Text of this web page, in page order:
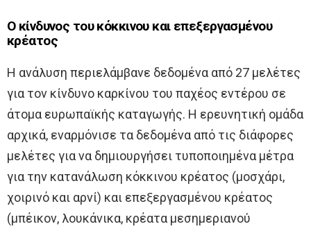
Ο κίνδυνος του κόκκινου και επεξεργασμένου
κρέατος
Η ανάλυση περιελάμβανε δεδομένα από 27 μελέτες
για τον κίνδυνο καρκίνου του παχέος εντέρου σε
άτομα ευρωπαϊκής καταγωγής. Η ερευνητική ομάδα
αρχικά, εναρμόνισε τα δεδομένα από τις διάφορες
μελέτες για να δημιουργήσει τυποποιημένα μέτρα
για την κατανάλωση κόκκινου κρέατος (μοσχάρι,
χοιρινό και αρνί) και επεξεργασμένου κρέατος
(μπέικον, λουκάνικα, κρέατα μεσημεριανού